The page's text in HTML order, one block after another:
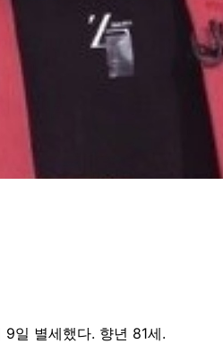
일 별세했다. 향년 81세.